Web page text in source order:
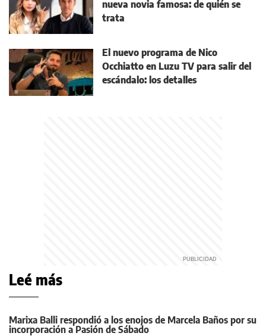
nueva novia famosa: de quién se
trata
El nuevo programa de Nico
Occhiatto en Luzu TV para salir del
escándalo: los detalles
Leé más
Marixa Balli respondió a los enojos de Marcela Baños por su
incorporación a Pasión de Sábado